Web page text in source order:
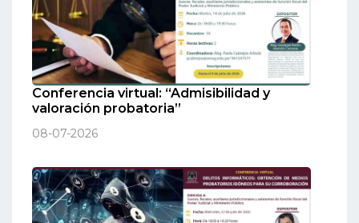
Conferencia virtual: “Admisibilidad y
valoración probatoria”
08-07-2026